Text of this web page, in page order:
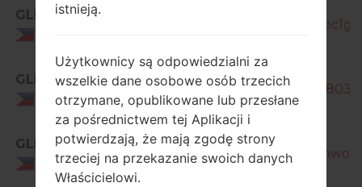
GLB
GLB
Philippines
SM-
GLB
Philippines
SM-
istnieją.
Użytkownicy są odpowiedzialni za
wszelkie dane osobowe osób trzecich
otrzymane, opublikowane lub przesłane
za pośrednictwem tej Aplikacji i
potwierdzają, że mają zgodę strony
trzeciej na przekazanie swoich danych
Właścicielowi.